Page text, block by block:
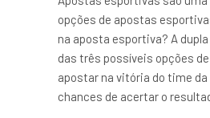
opções de apostas
na aposta esportiva? A
das três possíveis opções
apostar na vitória do time
chances de acertar o